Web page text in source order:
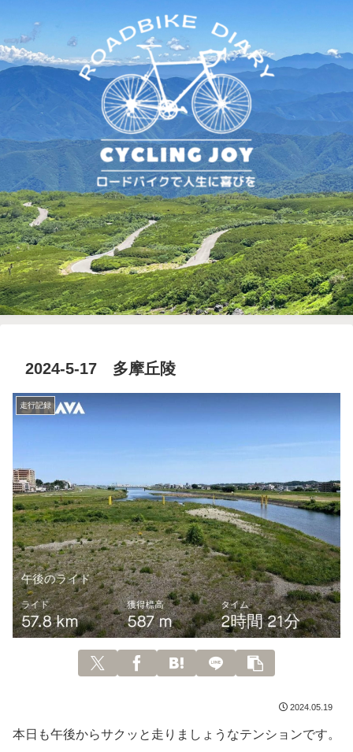
2024-5-17 多摩丘陵
走行記録
2024.05.19
本日も午後からサクッと走りましょうなテンションです。